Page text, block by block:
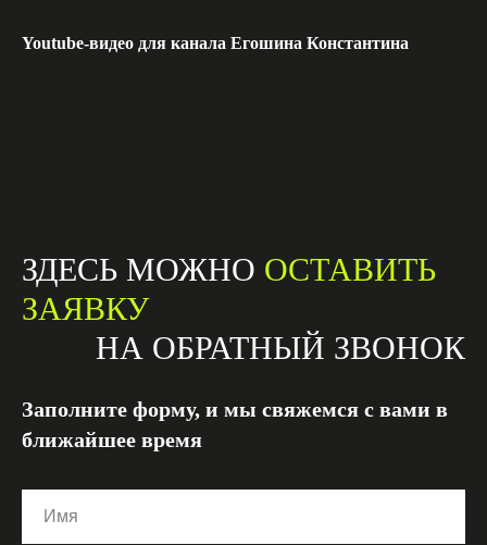
Youtube-видео для канала Егошина Константина
ЗДЕСЬ МОЖНО ОСТАВИТЬ
ЗАЯВКУ
НА ОБРАТНЫЙ ЗВОНОК
Заполните форму, и мы свяжемся с вами в
ближайшее время